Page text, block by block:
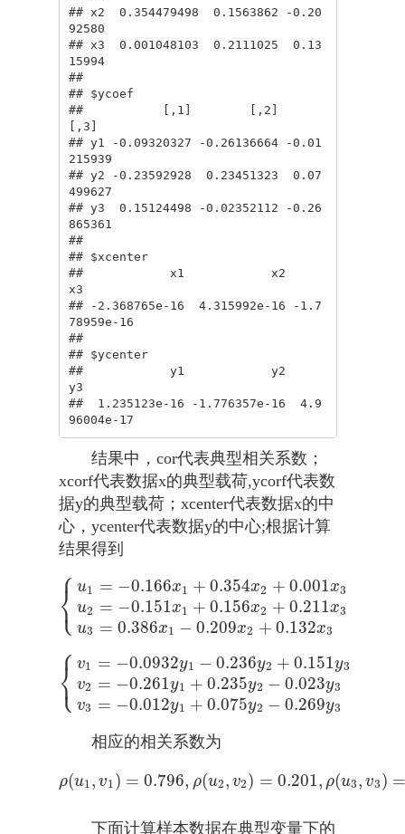
## x2  0.354479498  0.1563862 -0.20
92580
## x3  0.001048103  0.2111025  0.13
15994
##
## $ycoef
##           [,1]        [,2]
[,3]
## y1 -0.09320327 -0.26136664 -0.01
215939
## y2 -0.23592928  0.23451323  0.07
499627
## y3  0.15124498 -0.02352112 -0.26
865361
##
## $xcenter
##            x1            x2
x3
## -2.368765e-16  4.315992e-16 -1.7
78959e-16
##
## $ycenter
##            y1            y2
y3
##  1.235123e-16 -1.776357e-16  4.9
96004e-17
结果中，cor代表典型相关系数；
xcorf代表数据x的典型载荷,ycorf代表数
据y的典型载荷；xcenter代表数据x的中
心，ycenter代表数据y的中心;根据计算
结果得到
⎧
⎩
⎨ u1 = −0.166x1 + 0.354x2 + 0.001x3
u2 = −0.151x1 + 0.156x2 + 0.211x3
u3 = 0.386x1 − 0.209x2 + 0.132x3
{u 1= −0.166x1 +0.354x 2+0.001x 3u 2=−0.151
⎧
⎩
⎨ v1 = −0.0932y1 − 0.236y2 + 0.151y3
v2 = −0.261y1 + 0.235y2 − 0.023y3
v3 = −0.012y1 + 0.075y2 − 0.269y3
{v 1= −0.0932y1−0.236y2+0.151y 3v2=−0.261
相应的相关系数为
ρ(u1, v1) = 0.796, ρ(u2, v2) = 0.201, ρ(u3, v3)
ρ( u1,v 1)=0.796,ρ(u2,v 2 )=0.201,ρ( u3,v3 )=
下面计算样本数据在典型变量下的